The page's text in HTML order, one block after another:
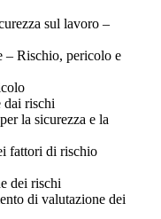
sul lavoro –
– Rischio, pericolo e
dai rischi
la sicurezza e la
fattori di rischio
dei rischi
di valutazione dei